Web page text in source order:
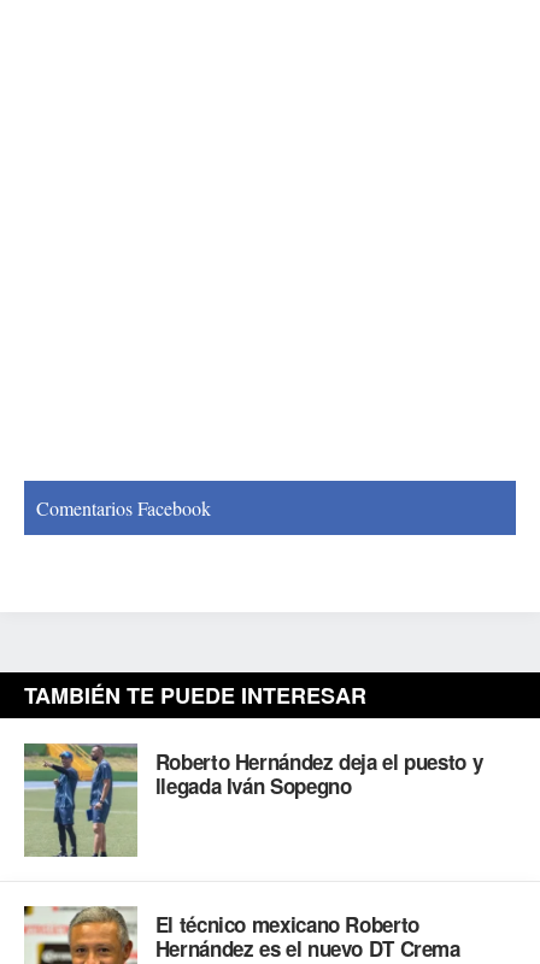
Comentarios Facebook
TAMBIÉN TE PUEDE INTERESAR
Roberto Hernández deja el puesto y
llegada Iván Sopegno
El técnico mexicano Roberto
Hernández es el nuevo DT Crema